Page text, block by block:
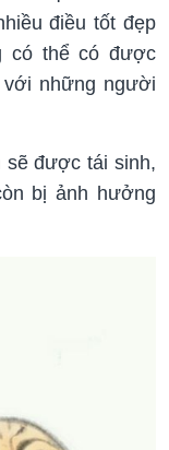
điều tốt đẹp
có thể có được
những người
sẽ được tái sinh,
bị ảnh hưởng